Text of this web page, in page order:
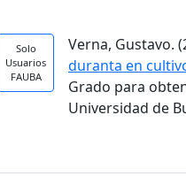
Solo
Usuarios
FAUBA
Verna, Gustavo.
duranta en
Grado para
Universidad de